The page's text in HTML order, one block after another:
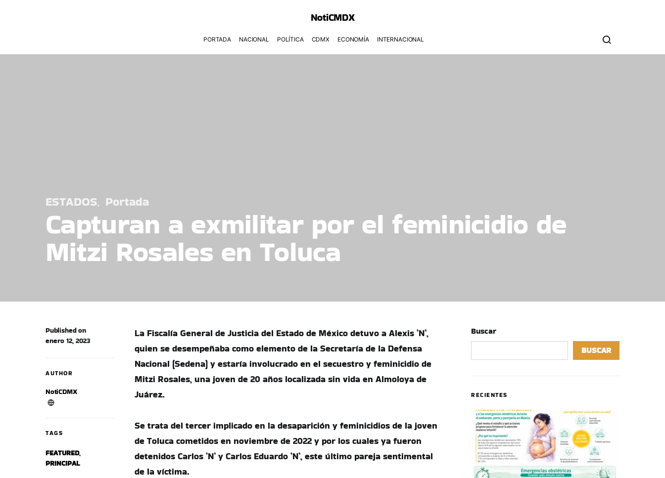
NotiCMDX
PORTADA NACIONAL POLÍTICA CDMX ECONOMÍA INTERNACIONAL
ESTADOS Portada
Capturan a exmilitar por el feminicidio de
Mitzi Rosales en Toluca
Published on
enero 12, 2023
AUTHOR
NotiCDMX
TAGS
FEATURED,
PRINCIPAL
La Fiscalía General de Justicia del Estado de México detuvo a Alexis ‘N’,
quien se desempeñaba como elemento de la Secretaría de la Defensa
Nacional (Sedena) y estaría involucrado en el secuestro y feminicidio de
Mitzi Rosales, una joven de 20 años localizada sin vida en Almoloya de
Juárez.
Se trata del tercer implicado en la desaparición y feminicidios de la joven
de Toluca cometidos en noviembre de 2022 y por los cuales ya fueron
detenidos Carlos ‘N’ y Carlos Eduardo ‘N’, este último pareja sentimental
de la víctima.
Buscar
BUSCAR
RECIENTES